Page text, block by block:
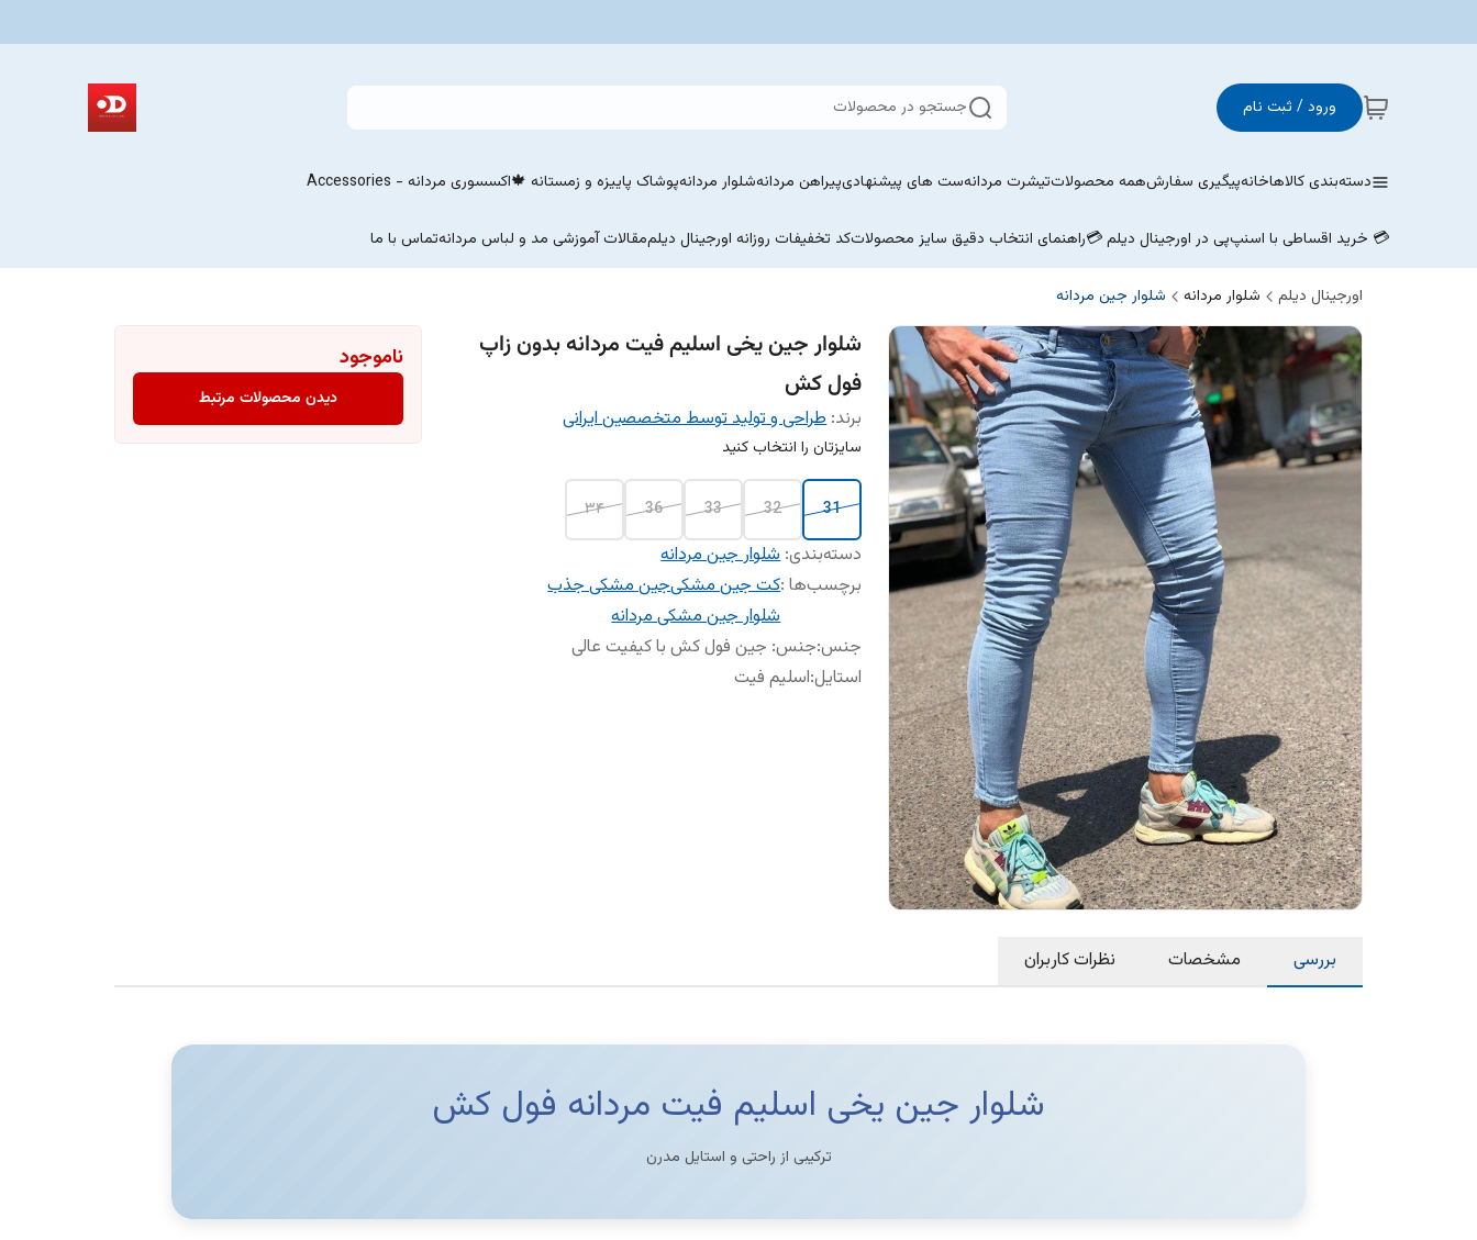
ورود / ثبت نام جستجو در محصولات
دسته‌بندی کالاهاخانهپیگیری سفارشهمه محصولاتتیشرت مردانهست های پیشنهادیپیراهن مردانهشلوار مردانهپوشاک پاییزه و زمستانه 🍁اکسسوری مردانه - Accessories
💳 خرید اقساطی با اسنپ‌پی در اورجینال دیلم 💳راهنمای انتخاب دقیق سایز محصولاتکد تخفیفات روزانه اورجینال دیلممقالات آموزشی مد و لباس مردانهتماس با ما
اورجینال دیلم شلوار مردانه شلوار جین مردانه
شلوار جین یخی اسلیم فیت مردانه بدون زاپ
فول کش
برند:طراحی و تولید توسط متخصصین ایرانی
سایزتان را انتخاب کنید
31
32
33
36 ۳۴
دسته‌بندی:شلوار جین مردانه
برچسب‌ها :کت جین مشکیجین مشکی جذب
شلوار جین مشکی مردانه
جنس:جنس: جین فول کش با کیفیت عالی
استایل:اسلیم فیت
ناموجود
دیدن محصولات مرتبط
بررسی مشخصات نظرات کاربران
شلوار جین یخی اسلیم فیت مردانه فول کش
ترکیبی از راحتی و استایل مدرن